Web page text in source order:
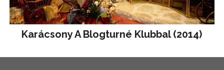
Karácsony A Blogturné Klubbal (2014)